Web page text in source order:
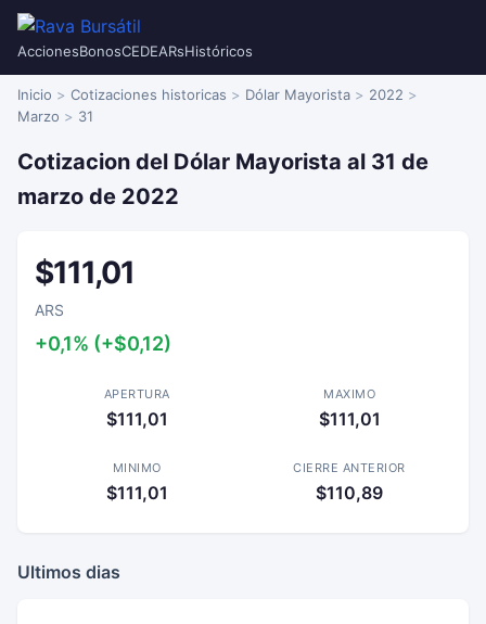
AccionesBonosCEDEARsHistóricos
Inicio Cotizaciones historicas Dólar Mayorista
2022
Marzo
31
Cotizacion del Dólar Mayorista al 31 de
marzo de 2022
$111,01
ARS
+0,1% (+$0,12)
APERTURA
$111,01
MAXIMO
$111,01
MINIMO
$111,01
CIERRE ANTERIOR
$110,89
Ultimos dias